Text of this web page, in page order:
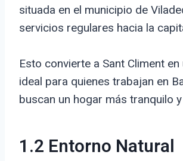
situada en el municipio de
servicios regulares hacia la
Esto convierte a Sant Climent en
ideal para quienes trabajan en
buscan un hogar más tranquilo
1.2 Entorno Natural